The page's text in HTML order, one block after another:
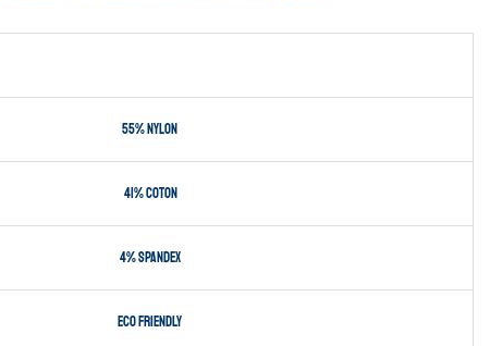
55% Nylon
41% Coton
4% spandex
eco friendly